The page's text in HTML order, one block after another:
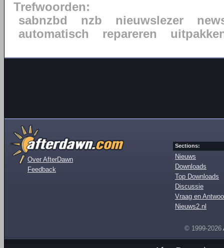
Trefwoorden:
sabnzbd
nzb nieuwslezer
automatisch
repareren
Over AfterDawn
Feedback
Sections:
Nieuws
Downloads
Top Downloads
Discussie
Vraag en
Nieuws2.nl
© 1999-2026